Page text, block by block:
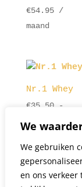
We
We gebruiken
en ons verkeer
€54.95 /
maand
Nr.1 Whey
€35.50
-
€59.00
tot
€59.00